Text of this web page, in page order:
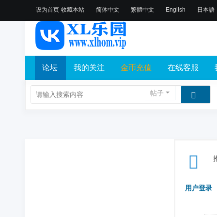
设为首页 收藏本站 简体中文 繁體中文 English 日本語
论坛 我的关注 金币充值 在线客服
帖子
用户登录